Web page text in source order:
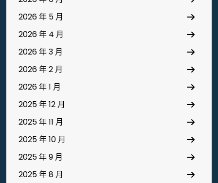
2026 年 5 月
2026 年 4 月
2026 年 3 月
2026 年 2 月
2026 年 1 月
2025 年 12 月
2025 年 11 月
2025 年 10 月
2025 年 9 月
2025 年 8 月